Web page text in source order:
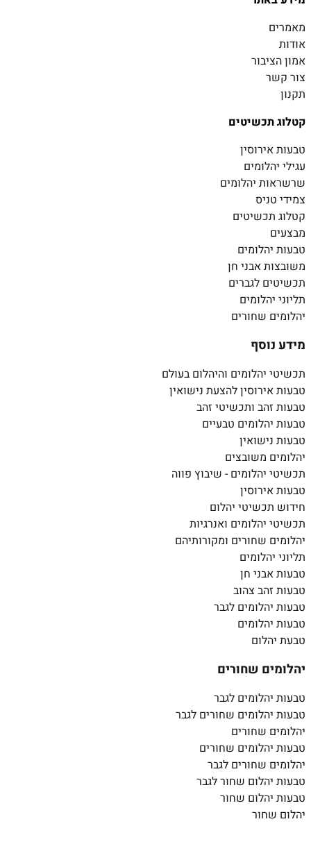
מאמרים
אודות
אמון הציבור
צור קשר
תקנון
קטלוג תכשיטים
טבעות אירוסין
עגילי יהלומים
שרשראות יהלומים
צמידי טניס
קטלוג תכשיטים
מבצעים
טבעות יהלומים
משובצות אבני חן
תכשיטים לגברים
תליוני יהלומים
יהלומים שחורים
מידע נוסף
תכשיטי יהלומים והיהלום בעולם
טבעות אירוסין להצעת נישואין
טבעות זהב ותכשיטי זהב
טבעות יהלומים טבעיים
טבעות נישואין
יהלומים משובצים
תכשיטי יהלומים - שיבוץ פווה
טבעות אירוסין
חידוש תכשיטי יהלום
תכשיטי יהלומים ואנרגיות
יהלומים שחורים ומקורותיהם
תליוני יהלומים
טבעות אבני חן
טבעות זהב צהוב
טבעות יהלומים לגבר
טבעות יהלומים
טבעת יהלום
יהלומים שחורים
טבעות יהלומים לגבר
טבעות יהלומים שחורים לגבר
יהלומים שחורים
טבעות יהלומים שחורים
יהלומים שחורים לגבר
טבעות יהלום שחור לגבר
טבעות יהלום שחור
יהלום שחור